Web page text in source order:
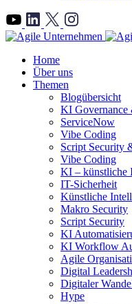
">
Home
Über uns
Themen
Blogübersicht
KI Governance
ServiceNow
Vibe Coding
Script Security
Vibe Coding
KI – künstliche
IT-Sicherheit
Künstliche
Makro Security
Script Security
KI
KI Workflow
Agile
Digital
Digitaler
Hype